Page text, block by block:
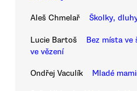
Aleš Chmelař Školky,
Lucie Bartoš
Bez místa ve
ve vězení
Ondřej Vaculík Mladé